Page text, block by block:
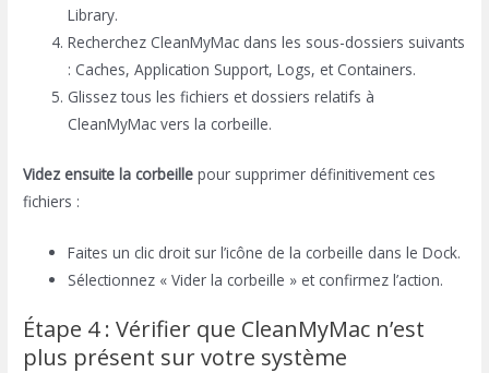
Library.
Recherchez CleanMyMac dans les sous-dossiers suivants
: Caches, Application Support, Logs, et Containers.
Glissez tous les fichiers et dossiers relatifs à
CleanMyMac vers la corbeille.
Videz ensuite la corbeille pour supprimer définitivement ces
fichiers :
Faites un clic droit sur l’icône de la corbeille dans le Dock.
Sélectionnez « Vider la corbeille » et confirmez l’action.
Étape 4 : Vérifier que CleanMyMac n’est
plus présent sur votre système